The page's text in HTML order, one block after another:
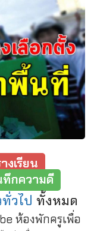
งเรียน
ทึกความดี
วไป ทั้งหมด
ห้องพักครูเพื่อ